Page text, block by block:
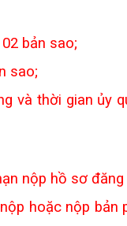
bản sao;
sao;
và thời gian ủy
nộp hồ sơ
hoặc nộp